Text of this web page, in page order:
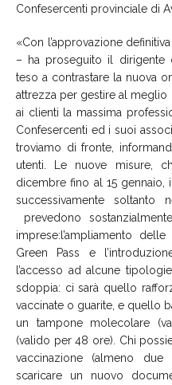
Confesercenti provinciale di
«Con l’approvazione definitiva
– ha proseguito il dirigente
teso a contrastare la nuova
attrezza per gestire al meglio
ai clienti la massima
Confesercenti ed i suoi
troviamo di fronte ,
utenti.
Le nuove misure,
dicembre fino al 15 gennaio,
successivamente
prevedono
imprese: l’ampliamento delle
Green Pass e
l’accesso ad alcune
sdoppia: ci sarà quello
vaccinate o guarite, e quello
un tampone molecolare
(valido per 48 ore). Chi
vaccinazione (almeno due
scaricare un nuovo